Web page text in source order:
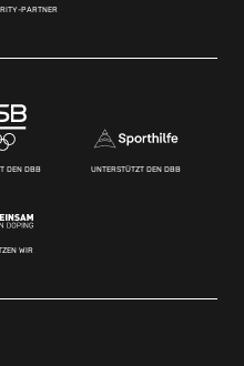
PARTNER
DEN DBB UNTERSTÜTZT DEN DBB
WIR